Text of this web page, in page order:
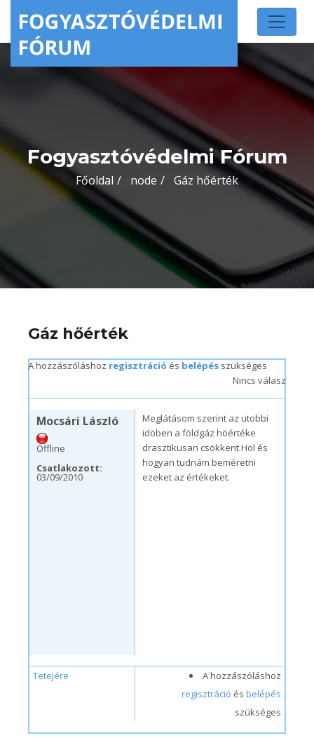
Fogyasztóvédelmi Fórum
Főoldal node Gáz hőérték
Gáz hőérték
A hozzászóláshoz regisztráció és belépés szükséges
Nincs válasz
Mocsári László
Offline
Csatlakozott:
03/09/2010
Meglátásom szerint az utobbi
idöben a földgáz höértéke
drasztikusan csökkent.Hol és
hogyan tudnám beméretni
ezeket az értékeket.
Tetejére
A hozzászóláshoz
regisztráció és belépés
szükséges